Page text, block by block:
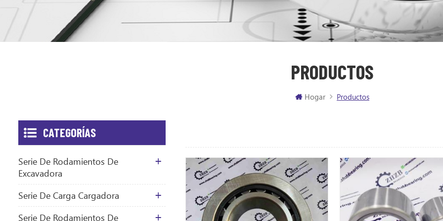
PRODUCTOS
Hogar Productos
CATEGORÍAS
Serie De Rodamientos De
Excavadora
Serie De Carga Cargadora
Serie De Rodamientos De